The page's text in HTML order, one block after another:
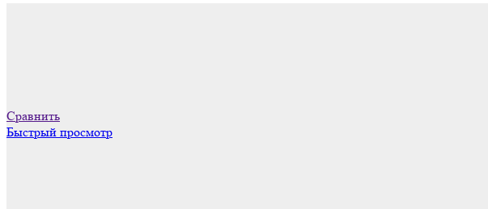
Сравнить
Быстрый просмотр